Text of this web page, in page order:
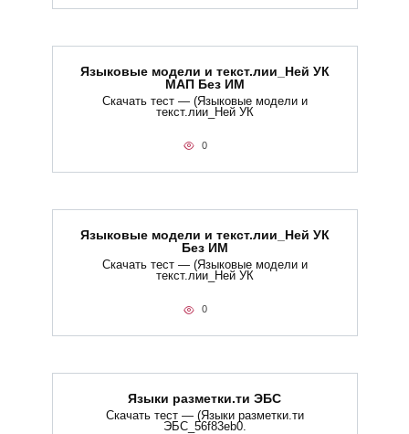
Языковые модели и текст.лии_Ней УК
МАП Без ИМ
Скачать тест — (Языковые модели и
текст.лии_Ней УК
0
Языковые модели и текст.лии_Ней УК
Без ИМ
Скачать тест — (Языковые модели и
текст.лии_Ней УК
0
Языки разметки.ти​ ЭБС
Скачать тест — (Языки разметки.ти​
ЭБС_56f83eb0.